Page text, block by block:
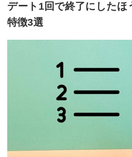
デート1回で終了にしたほ
特徴3選